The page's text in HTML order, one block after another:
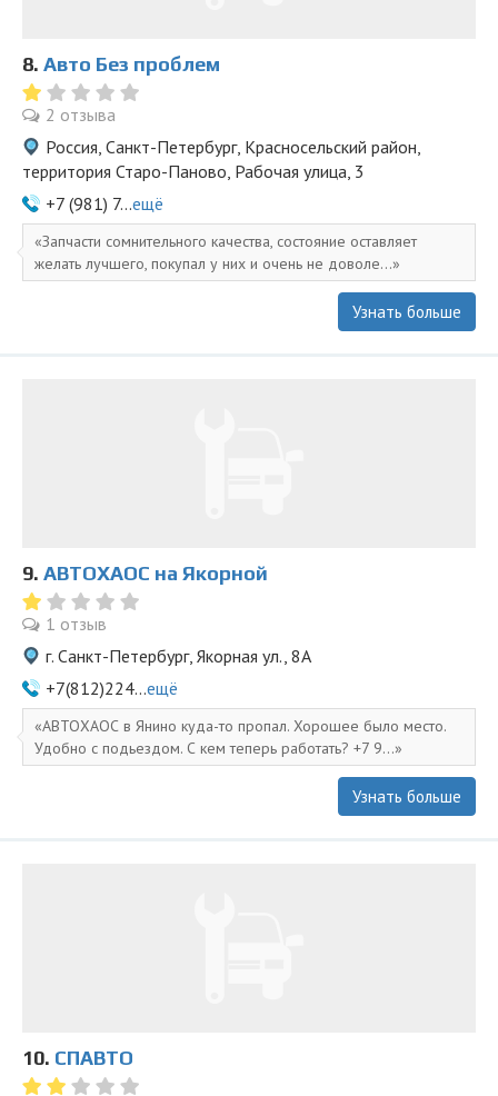
8. Авто Без проблем
2 отзыва
Россия, Санкт-Петербург, Красносельский район,
территория Старо-Паново, Рабочая улица, 3
+7 (981) 7...ещё
Запчасти сомнительного качества, состояние оставляет
желать лучшего, покупал у них и очень не доволе...
Узнать больше
9. АВТОХАОС на Якорной
1 отзыв
г. Санкт-Петербург, Якорная ул., 8А
+7(812)224...ещё
АВТОХАОС в Янино куда-то пропал. Хорошее было место.
Удобно с подьездом. С кем теперь работать? +7 9...
Узнать больше
10. СПАВТО